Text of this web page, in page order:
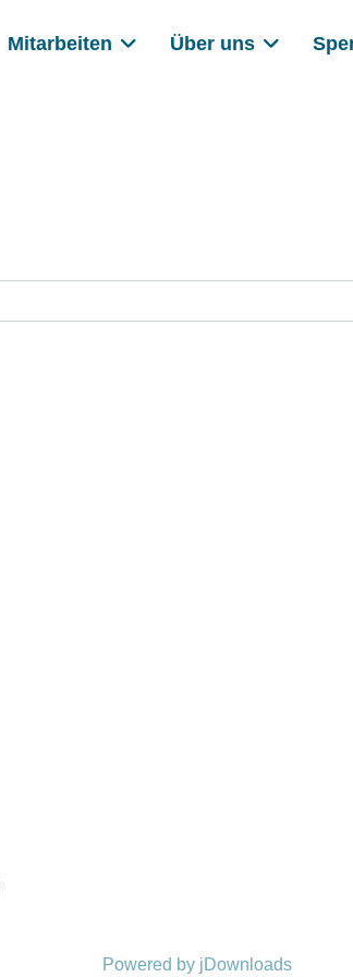
Mitarbeiten Über uns
Powered by jDownloads